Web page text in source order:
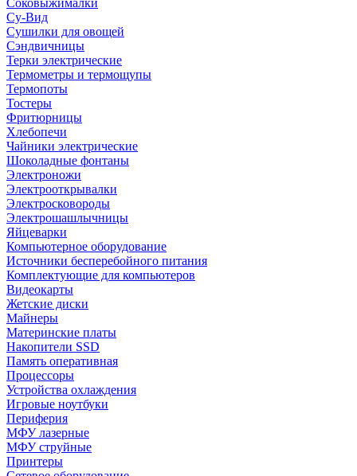
Соковыжималки
Су-Вид
Сушилки для овощей
Сэндвичницы
Терки электрические
Термометры и термощупы
Термопоты
Тостеры
Фритюрницы
Хлебопечи
Чайники электрические
Шоколадные фонтаны
Электроножи
Электрооткрывалки
Электросковороды
Электрошашлычницы
Яйцеварки
Компьютерное оборудование
Источники бесперебойного питания
Комплектующие для компьютеров
Видеокарты
Жетские диски
Майнеры
Материнские платы
Накопители SSD
Память оперативная
Процессоры
Устройства охлаждения
Игровые ноутбуки
Периферия
МФУ лазерные
МФУ струйные
Принтеры